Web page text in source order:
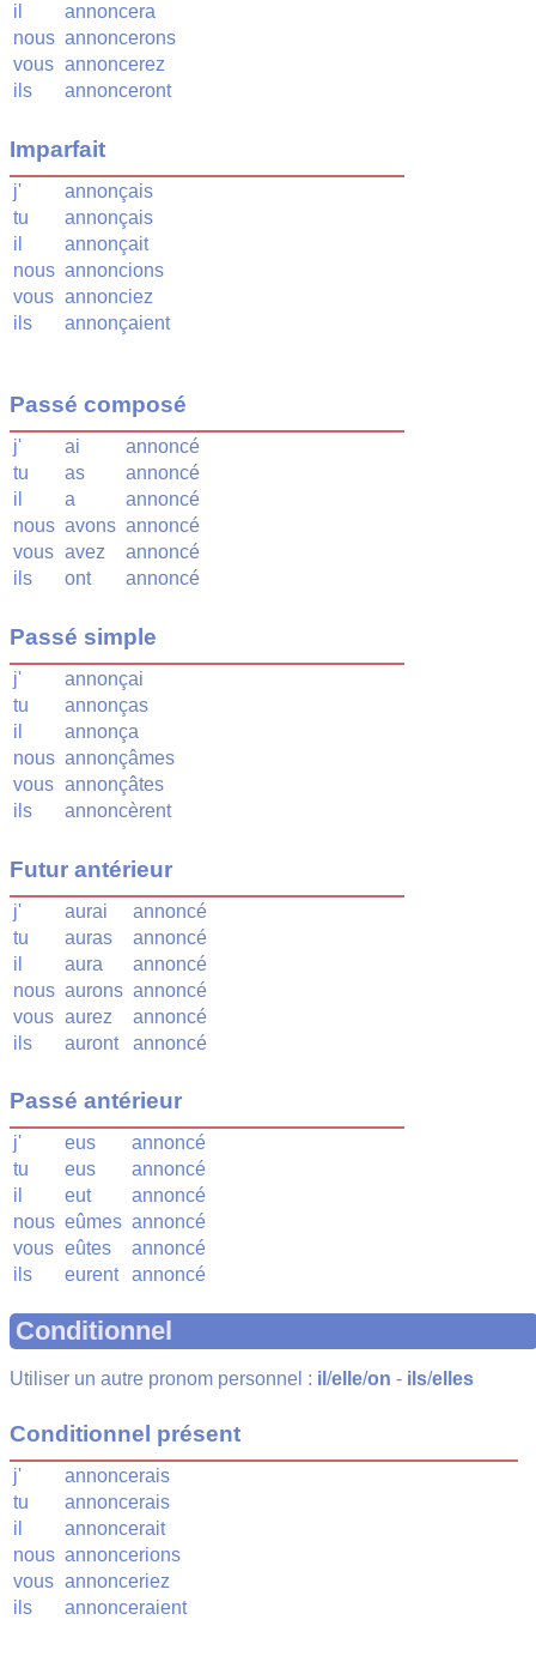
il
annoncera
nous annoncerons
vous annoncerez
ils
annonceront
Imparfait
j'
annonçais
tu
annonçais
il
annonçait
nous annoncions
vous annonciez
ils
annonçaient
Passé composé
j' ai
annoncé
tu
as
annoncé
il
a
annoncé
nous avons annoncé
vous avez
annoncé
ils
ont annoncé
Passé simple
j'
annonçai
tu
annonças
il
annonça
nous annonçâmes
vous annonçâtes
ils
annoncèrent
Futur antérieur
j' aurai
annoncé
tu
auras
annoncé
il
aura
annoncé
nous aurons annoncé
vous aurez
annoncé
ils
auront annoncé
Passé antérieur
j' eus
annoncé
tu
eus
annoncé
il
eut
annoncé
nous eûmes annoncé
vous eûtes
annoncé
ils
eurent annoncé
Conditionnel
Utiliser un autre pronom personnel : il /elle/on - ils/elles
Conditionnel présent
j'
annoncerais
tu
annoncerais
il
annoncerait
nous annoncerions
vous annonceriez
ils
annonceraient